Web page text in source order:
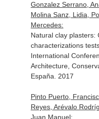
Gonzalez Serrano,
Molina Sanz, Lidia,
Mercedes:
Natural clay plasters:
characterizations
International
Architecture,
España. 2017
Pinto Puerto,
Reyes, Arévalo
Juan Manuel: